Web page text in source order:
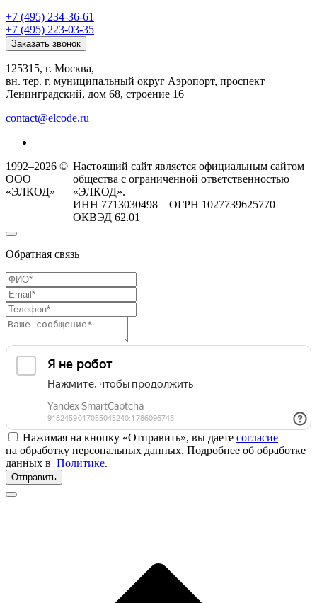
+7 (495) 234-36-61
+7 (495) 223-03-35
Заказать звонок
125315, г. Москва,
вн. тер. г. муниципальный округ Аэропорт, проспект
Ленинградский, дом 68, строение 16
contact@elcode.ru
1992–2026 ©
ООО
«ЭЛКОД»
Настоящий сайт является официальным сайтом
общества с ограниченной ответственностью
«ЭЛКОД».
ИНН 7713030498 ОГРН 1027739625770
ОКВЭД 62.01
Обратная связь
Нажимая на кнопку «Отправить», вы даете согласие
на обработку персональных данных. Подробнее об обработке
данных в Политике.
Отправить